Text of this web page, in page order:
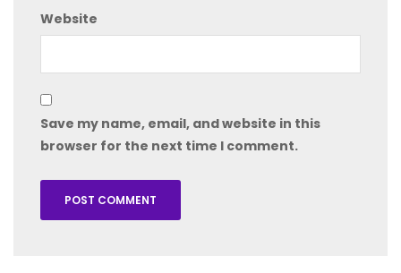
Website
Save my name, email, and website in this
browser for the next time I comment.